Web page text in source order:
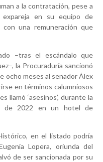
a la contratación, pese a
en su equipo de
con una remuneración que
–tras el escándalo que
la Procuraduría sancionó
ocho meses al senador Álex
en términos calumniosos
llamó ‘asesinos’, durante la
de 2022 en un hotel de
en el listado podría
Lopera, oriunda del
de ser sancionada por su